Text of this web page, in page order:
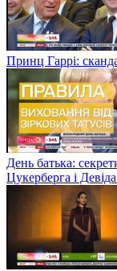
Принц Гаррі:
День батька:
Цукерберга і